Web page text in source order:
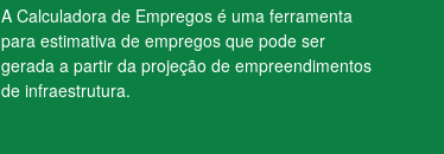
A Calculadora de Empregos é uma ferramenta
para estimativa de empregos que pode ser
gerada a partir da projeção de empreendimentos
de infraestrutura.